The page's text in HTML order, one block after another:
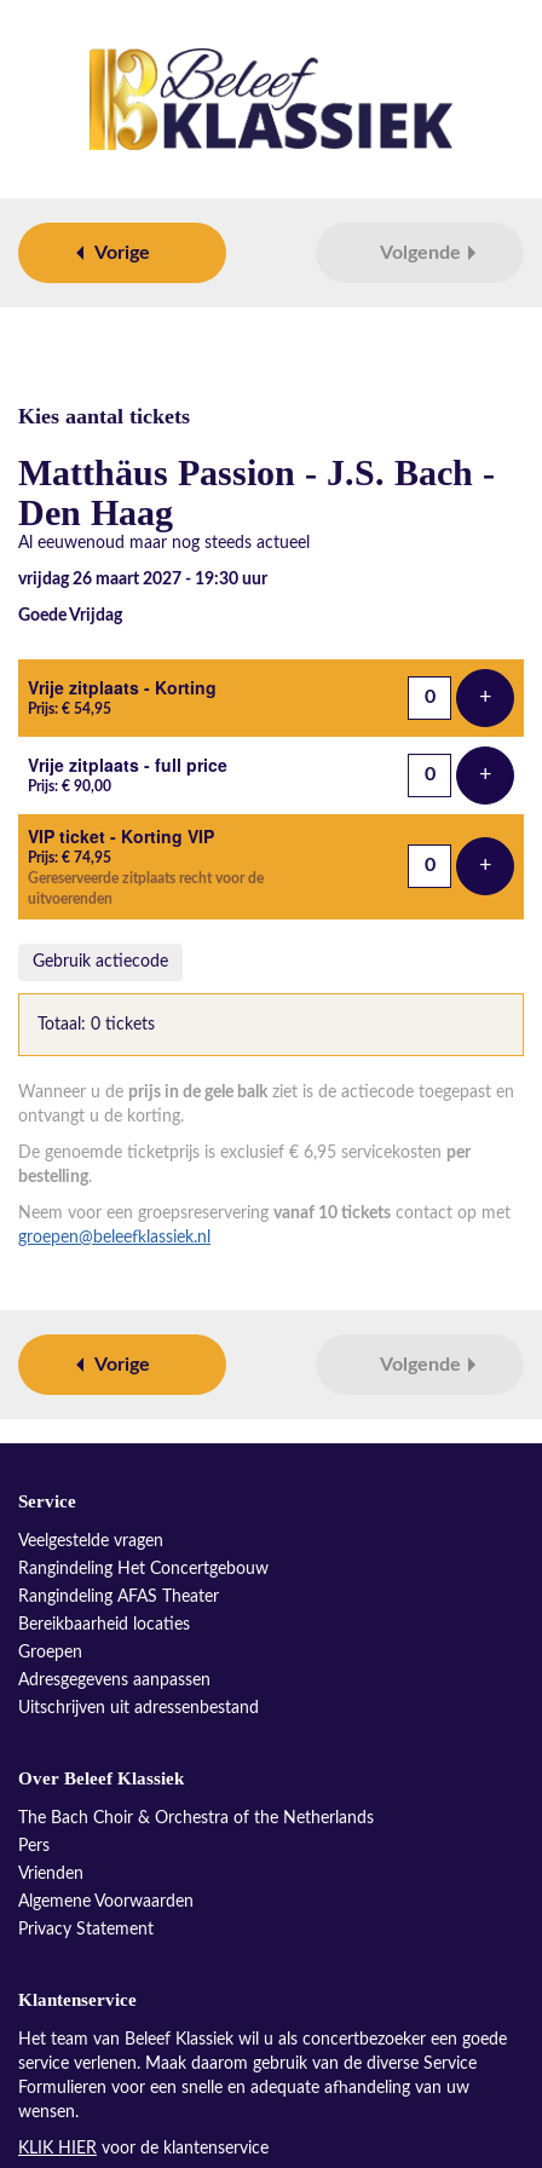
Vorige Volgende
Kies aantal tickets
Matthäus Passion - J.S. Bach -
Den Haag
Al eeuwenoud maar nog steeds actueel
vrijdag 26 maart 2027 - 19:30 uur
Goede Vrijdag
Aantal tickets
Vrije zitplaats - Korting
Prijs: € 54,95 +Voeg
Vrije zitplaats - full price
Prijs: € 90,00 +Voeg
VIP ticket - Korting VIP
Prijs: € 74,95
Gereserveerde zitplaats recht voor de
uitvoerenden
+Voeg
Gebruik actiecode
Totaal: 0 tickets
Wanneer u de prijs in de gele balk ziet is de actiecode toegepast en
ontvangt u de korting.
De genoemde ticketprijs is exclusief € 6,95 servicekosten per
bestelling.
Neem voor een groepsreservering vanaf 10 tickets contact op met
groepen@beleefklassiek.nl
Vorige Volgende
Service
Veelgestelde vragen
Rangindeling Het Concertgebouw
Rangindeling AFAS Theater
Bereikbaarheid locaties
Groepen
Adresgegevens aanpassen
Uitschrijven uit adressenbestand
Over Beleef Klassiek
The Bach Choir & Orchestra of the Netherlands
Pers
Vrienden
Algemene Voorwaarden
Privacy Statement
Klantenservice
Het team van Beleef Klassiek wil u als concertbezoeker een goede
service verlenen. Maak daarom gebruik van de diverse Service
Formulieren voor een snelle en adequate afhandeling van uw
wensen.
KLIK HIER voor de klantenservice